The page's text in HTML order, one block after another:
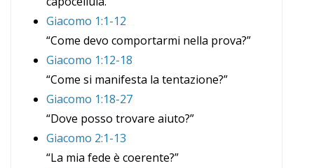
Giacomo 1:1-12
“Come devo comportarmi nella prova?”
Giacomo 1:12-18
“Come si manifesta la tentazione?”
Giacomo 1:18-27
“Dove posso trovare aiuto?”
Giacomo 2:1-13
“La mia fede è coerente?”